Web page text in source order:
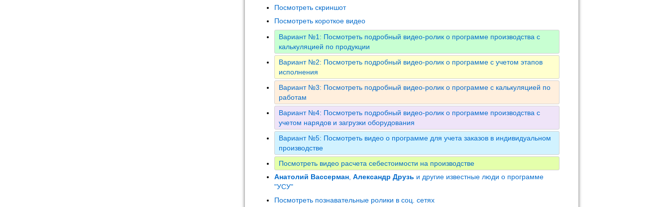
Посмотреть скриншот
Посмотреть короткое видео
Вариант №1: Посмотреть подробный видео-ролик о программе производства с
калькуляцией по продукции
Вариант №2: Посмотреть подробный видео-ролик о программе с учетом этапов
исполнения
Вариант №3: Посмотреть подробный видео-ролик о программе с калькуляцией по
работам
Вариант №4: Посмотреть подробный видео-ролик о программе производства с
учетом нарядов и загрузки оборудования
Вариант №5: Посмотреть видео о программе для учета заказов в индивидуальном
производстве
Посмотреть видео расчета себестоимости на производстве
Анатолий Вассерман Александр Друзь и другие известные люди о программе
"УСУ"
Посмотреть познавательные ролики в соц. сетях